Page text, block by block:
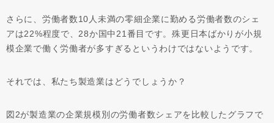
さらに、労働者数10人未満の零細企業に勤める労働者数のシェ
アは22%程度で、28か国中21番目です。殊更日本ばかりが小規
模企業で働く労働者が多すぎるというわけではないようです。
それでは、私たち製造業はどうでしょうか？
図2が製造業の企業規模別の労働者数シェアを比較したグラフで